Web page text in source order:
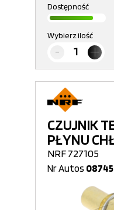
Dostępność
Wybierz ilość
CZUJNIK
PŁYNU
NRF 727105
Nr Autos